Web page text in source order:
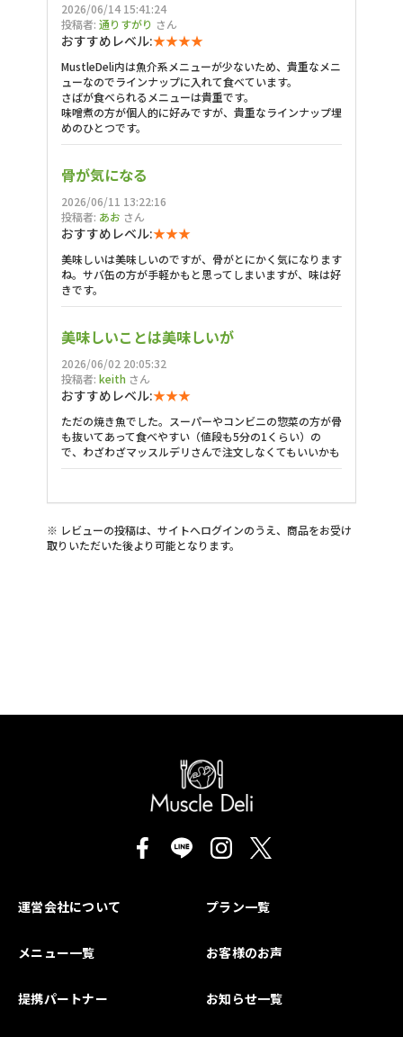
2026/06/14 15:41:24
投稿者: 通りすがり さん
おすすめレベル:★★★★
MustleDeli内は魚介系メニューが少ないため、貴重なメニ
ューなのでラインナップに入れて食べています。
さばが食べられるメニューは貴重です。
味噌煮の方が個人的に好みですが、貴重なラインナップ埋
めのひとつです。
骨が気になる
2026/06/11 13:22:16
投稿者: あお さん
おすすめレベル:★★★
美味しいは美味しいのですが、骨がとにかく気になります
ね。サバ缶の方が手軽かもと思ってしまいますが、味は好
きです。
美味しいことは美味しいが
2026/06/02 20:05:32
投稿者: keith さん
おすすめレベル:★★★
ただの焼き魚でした。スーパーやコンビニの惣菜の方が骨
も抜いてあって食べやすい（値段も5分の1くらい）の
で、わざわざマッスルデリさんで注文しなくてもいいかも
※ レビューの投稿は、サイトへログインのうえ、商品をお受け
取りいただいた後より可能となります。
運営会社について プラン一覧
メニュー一覧 お客様のお声
提携パートナー お知らせ一覧